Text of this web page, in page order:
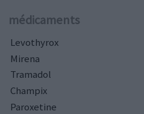
médicaments
Levothyrox
Mirena
Tramadol
Champix
Paroxetine